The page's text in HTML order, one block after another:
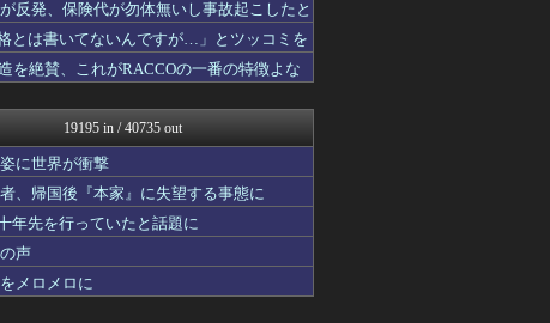
わんこーる速報！
なんJ PRIDE
BIPブログ
キニ速
VIPPER速報
スコールちゃんねる｜２ちゃ...
アニゲー速報
なんJミュージアム
にゅーすアルー！
おーるじゃんる
鬼女はみた -修羅場・恋愛...
反発、保険代が勿体無いし事故起こしたと
とは書いてないんですが…」とツッコミを
を絶賛、これがRACCOの一番の特徴よな
19195 in / 40735 out
に世界が衝撃
、帰国後『本家』に失望する事態に
年先を行っていたと話題に
声
メロメロに